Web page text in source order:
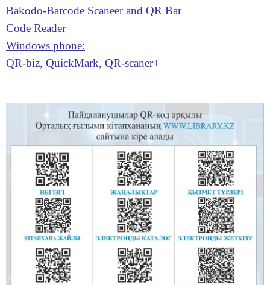
Bakodo-Barcode Scaneer and QR Bar
Code Reader
Windows phone:
QR-biz, QuickMark, QR-scaner+